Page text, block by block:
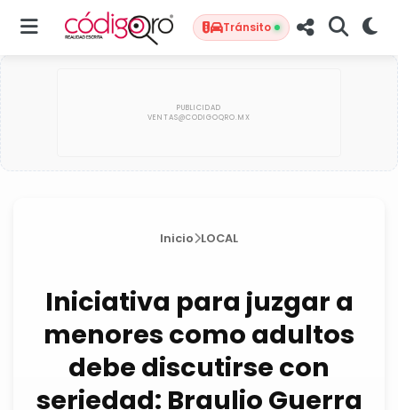
Tránsito
Inicio LOCAL
Iniciativa para juzgar a
menores como adultos
debe discutirse con
seriedad: Braulio Guerra